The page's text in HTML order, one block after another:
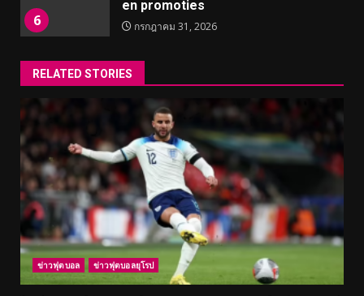
6
en promoties
กรกฎาคม 31, 2026
RELATED STORIES
ข่าวฟุตบอล ข่าวฟุตบอลยุโรป